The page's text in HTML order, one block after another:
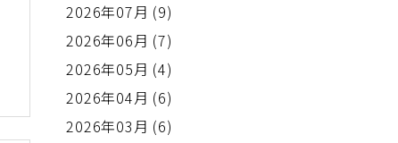
2026年07月 (9)
2026年06月 (7)
2026年05月 (4)
2026年04月 (6)
2026年03月 (6)